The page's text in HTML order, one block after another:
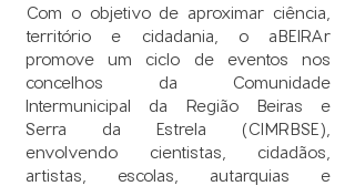
Com o objetivo de aproximar ciência,
território e cidadania, o aBEIRAr
promove um ciclo de eventos nos
concelhos da Comunidade
Intermunicipal da Região Beiras e
Serra da Estrela (CIMRBSE),
envolvendo cientistas, cidadãos,
artistas, escolas, autarquias e